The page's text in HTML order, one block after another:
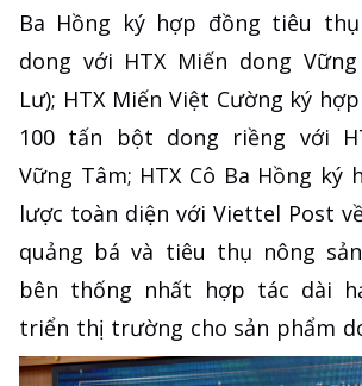
Ba Hồng ký hợp đồng tiêu
dong với HTX Miến dong
Lư); HTX Miến Việt Cường ký
100 tấn bột dong riềng với
Vững Tâm; HTX Cô Ba Hồng ký
lược toàn diện với Viettel Post
quảng bá và tiêu thụ nông
bên thống nhất hợp tác dài
triển thị trường cho sản phẩm